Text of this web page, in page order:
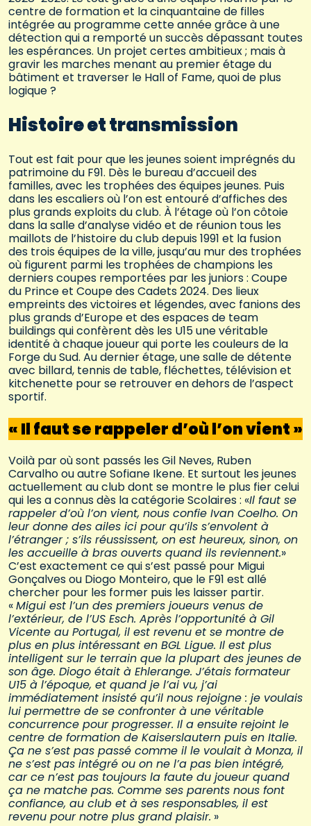
centre de formation et la cinquantaine de filles
intégrée au programme cette année grâce à une
détection qui a remporté un succès dépassant toutes
les espérances. Un projet certes ambitieux ; mais à
gravir les marches menant au premier étage du
bâtiment et traverser le Hall of Fame, quoi de plus
logique ?
Histoire et transmission
Tout est fait pour que les jeunes soient imprégnés du
patrimoine du F91. Dès le bureau d’accueil des
familles, avec les trophées des équipes jeunes. Puis
dans les escaliers où l’on est entouré d’affiches des
plus grands exploits du club. À l’étage où l’on côtoie
dans la salle d’analyse vidéo et de réunion tous les
maillots de l’histoire du club depuis 1991 et la fusion
des trois équipes de la ville, jusqu’au mur des trophées
où figurent parmi les trophées de champions les
derniers coupes remportées par les juniors : Coupe
du Prince et Coupe des Cadets 2024. Des lieux
empreints des victoires et légendes, avec fanions des
plus grands d’Europe et des espaces de team
buildings qui confèrent dès les U15 une véritable
identité à chaque joueur qui porte les couleurs de la
Forge du Sud. Au dernier étage, une salle de détente
avec billard, tennis de table, fléchettes, télévision et
kitchenette pour se retrouver en dehors de l’aspect
sportif.
« Il faut se rappeler d’où l’on vient »
Voilà par où sont passés les Gil Neves, Ruben
Carvalho ou autre Sofiane Ikene. Et surtout les jeunes
actuellement au club dont se montre le plus fier celui
qui les a connus dès la catégorie Scolaires : «Il faut se
rappeler d’où l’on vient, nous confie Ivan Coelho. On
leur donne des ailes ici pour qu’ils s’envolent à
l’étranger ; s’ils réussissent, on est heureux, sinon, on
les accueille à bras ouverts quand ils reviennent.»
C’est exactement ce qui s’est passé pour Migui
Gonçalves ou Diogo Monteiro, que le F91 est allé
chercher pour les former puis les laisser partir.
«Migui est l’un des premiers joueurs venus de
l’extérieur, de l’US Esch. Après l’opportunité à Gil
Vicente au Portugal, il est revenu et se montre de
plus en plus intéressant en BGL Ligue. Il est plus
intelligent sur le terrain que la plupart des jeunes de
son âge. Diogo était à Ehlerange. J’étais formateur
U15 à l’époque, et quand je l’ai vu, j’ai
immédiatement insisté qu’il nous rejoigne : je voulais
lui permettre de se confronter à une véritable
concurrence pour progresser. Il a ensuite rejoint le
centre de formation de Kaiserslautern puis en Italie.
Ça ne s’est pas passé comme il le voulait à Monza, il
ne s’est pas intégré ou on ne l’a pas bien intégré,
car ce n’est pas toujours la faute du joueur quand
ça ne matche pas. Comme ses parents nous font
confiance, au club et à ses responsables, il est
revenu pour notre plus grand plaisir. »